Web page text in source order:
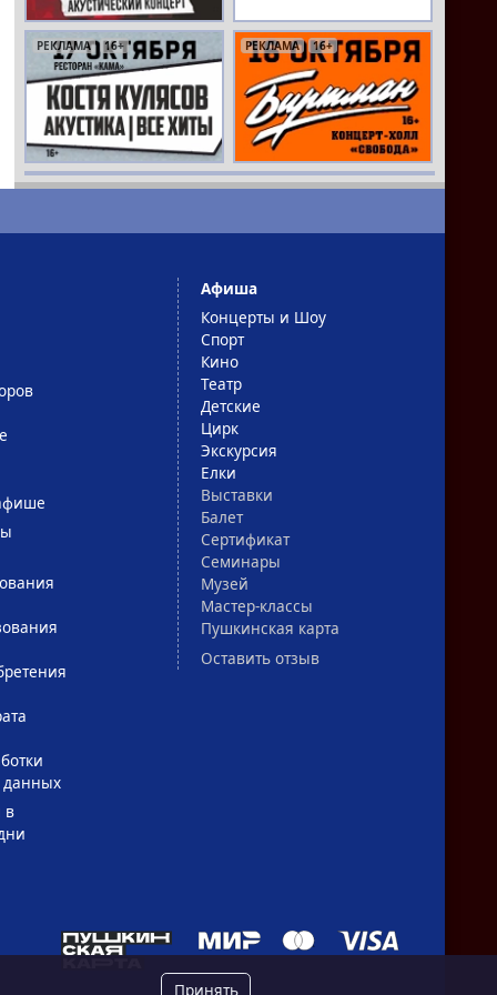
РЕКЛАМА 16+ РЕКЛАМА 16+
данных
в
Афиша
Концерты и Шоу
Спорт
Кино
Театр
Детские
Цирк
Экскурсия
Елки
Выставки
Балет
Сертификат
Семинары
Музей
Мастер-классы
Пушкинская карта
Оставить отзыв
Принять